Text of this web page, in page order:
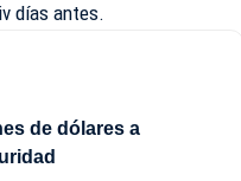
días antes.
de dólares a